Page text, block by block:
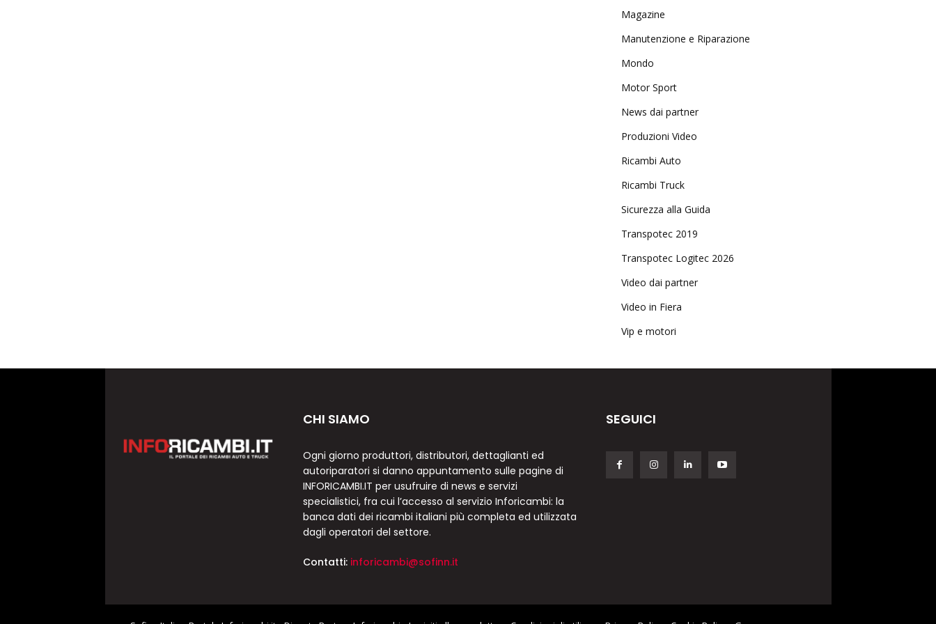
Magazine
Manutenzione e Riparazione
Mondo
Motor Sport
News dai partner
Produzioni Video
Ricambi Auto
Ricambi Truck
Sicurezza alla Guida
Transpotec 2019
Transpotec Logitec 2026
Video dai partner
Video in Fiera
Vip e motori
CHI SIAMO
Ogni giorno produttori, distributori, dettaglianti ed
autoriparatori si danno appuntamento sulle pagine di
INFORICAMBI.IT per usufruire di news e servizi
specialistici, fra cui l’accesso al servizio Inforicambi: la
banca dati dei ricambi italiani più completa ed utilizzata
dagli operatori del settore.
Contatti: inforicambi@sofinn.it
SEGUICI